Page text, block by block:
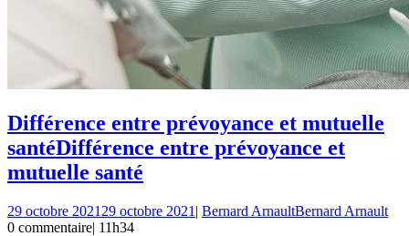
Différence entre prévoyance et mutuelle
santéDifférence entre prévoyance et
mutuelle santé
29 octobre 2021 29 octobre 2021 | Bernard ArnaultBernard Arnault
0 commentaire| 11h34